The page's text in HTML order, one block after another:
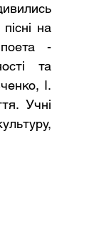
на
-
та
І.
Учні